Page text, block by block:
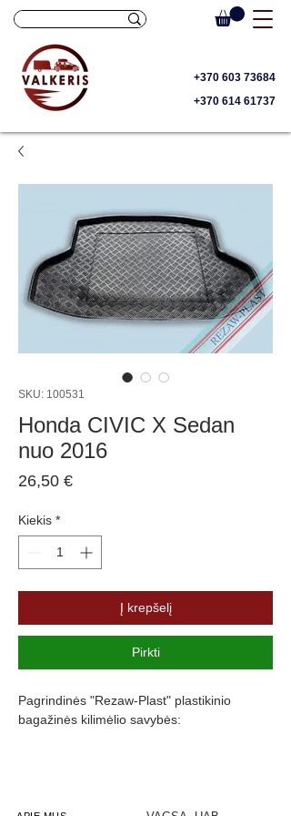
+370 603 73684
+370 614 61737
SKU: 100531
Honda CIVIC X Sedan
nuo 2016
26,50 €Price
Kiekis *
Į krepšelį
Pirkti
Pagrindinės "Rezaw-Plast" plastikinio
bagažinės kilimėlio savybės: